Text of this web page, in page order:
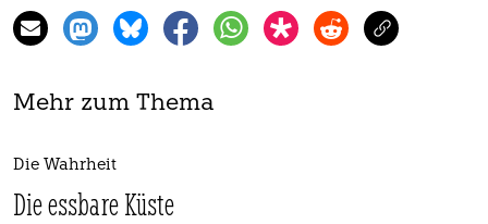
Mehr zum Thema
Die Wahrheit
Die essbare Küste